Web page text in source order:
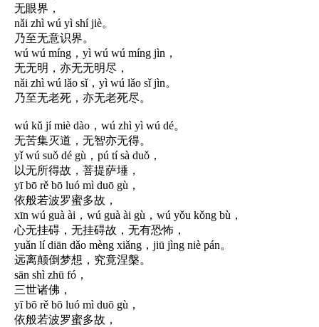
无眼界，
nǎi zhì wú yì shí jiè。
乃至无意识界。
wú wú míng，yì wú wú míng jìn，
无无明，亦无无明尽，
nǎi zhì wú lǎo sǐ，yì wú lǎo sǐ jìn。
乃至无老死，亦无老死尽。
wú kǔ jí miè dào，wú zhì yì wú dé。
无苦集灭道，无智亦无得。
yǐ wú suǒ dé gù，pú tí sà duǒ，
以无所得故，菩提萨埵，
yī bō rě bō luó mì duō gù，
依般若波罗蜜多故，
xīn wú guà ài，wú guà ài gù，wú yǒu kǒng bù，
心无挂碍，无挂碍故，无有恐怖，
yuǎn lí diān dǎo mèng xiǎng，jiū jìng niè pán。
远离颠倒梦想，究竟涅槃。
sān shì zhū fó，
三世诸佛，
yī bō rě bō luó mì duō gù，
依般若波罗蜜多故，